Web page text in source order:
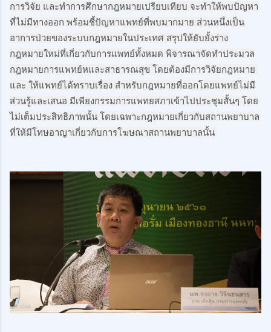
การวิจัย และทำการศึกษากฎหมายเปรียบเทียบ จะทำให้พบปัญหา
ที่ไม่มีทางออก พร้อมชี้ปัญหาแพทย์ที่พบมากมาย ส่วนหนึ่งเป็น
อาการป่วยของระบบกฎหมายในประเทศ สรุปให้ยับยั้งร่าง
กฎหมายใหม่ที่เกี่ยวกับการแพทย์ทั้งหมด พิจารณาจัดทำประมวล
กฎหมายการแพทย์หและสาธารณสุข โดยต้องมีการวิจัยกฎหมาย
และ ให้แพทย์ได้ทราบเรื่อง สำหรับกฎหมายที่ออกโดยแพทย์ไม่มี
ส่วนรู้และเสนอ มีเพียงกรรมการแพทยสภาเข้าไปประชุมสั้นๆ โดย
ไม่เต็มประสิทธิภาพนั้น โดยเฉพาะกฎหมายเกี่ยวกับสถานพยาบาล
ที่ให้มีโทษอาญาเกี่ยวกับการโฆษณาสถานพยาบาลนั้น